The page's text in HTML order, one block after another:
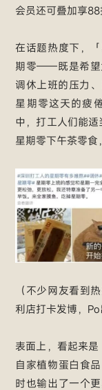
会员还可叠加享
在话题热度下，
期零——既是希望
调休上班的压力
星期零这天的疲
中，打工人们能适
星期零下午茶零食
（不少网友看到
利店打卡发博，Po
表面上，看起来是
自家植物蛋白食
时也输出了一个